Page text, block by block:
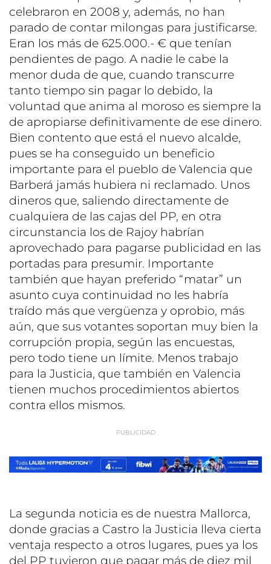
celebraron en 2008 y, además, no han
parado de contar milongas para justificarse.
Eran los más de 625.000.- € que tenían
pendientes de pago. A nadie le cabe la
menor duda de que, cuando transcurre
tanto tiempo sin pagar lo debido, la
voluntad que anima al moroso es siempre la
de apropiarse definitivamente de ese dinero.
Bien contento que está el nuevo alcalde,
pues se ha conseguido un beneficio
importante para el pueblo de Valencia que
Barberá jamás hubiera ni reclamado. Unos
dineros que, saliendo directamente de
cualquiera de las cajas del PP, en otra
circunstancia los de Rajoy habrían
aprovechado para pagarse publicidad en las
portadas para presumir. Importante
también que hayan preferido “matar” un
asunto cuya continuidad no les habría
traído más que vergüenza y oprobio, más
aún, que sus votantes soportan muy bien la
corrupción propia, según las encuestas,
pero todo tiene un límite. Menos trabajo
para la Justicia, que también en Valencia
tienen muchos procedimientos abiertos
contra ellos mismos.
La segunda noticia es de nuestra Mallorca,
donde gracias a Castro la Justicia lleva cierta
ventaja respecto a otros lugares, pues ya los
del PP tuvieron que pagar más de diez mil